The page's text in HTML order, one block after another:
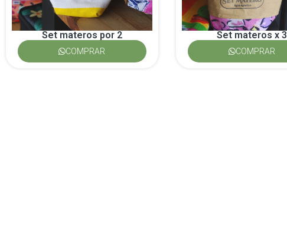
Set materos por 2
COMPRAR
Set materos x 3
COMPRAR